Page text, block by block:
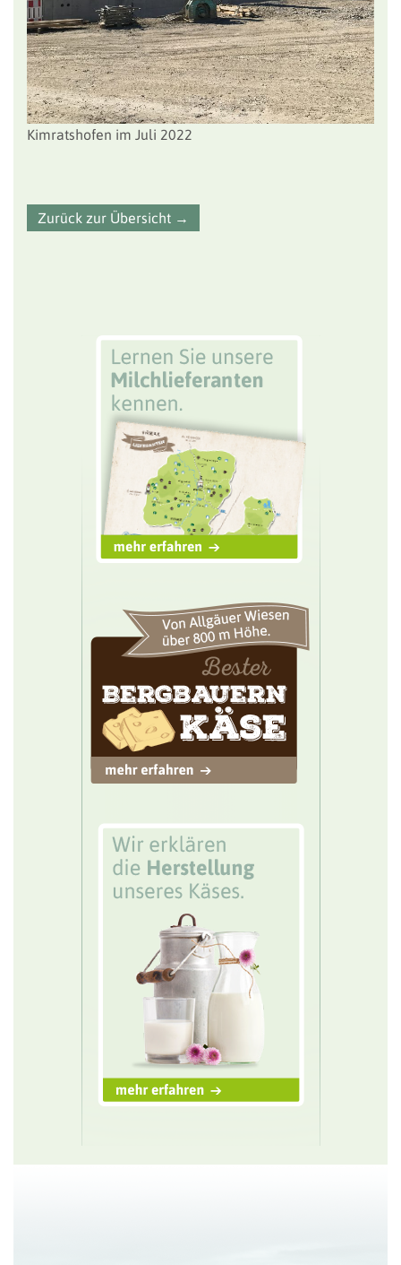
Kimratshofen im Juli 2022
Zurück zur Übersicht →